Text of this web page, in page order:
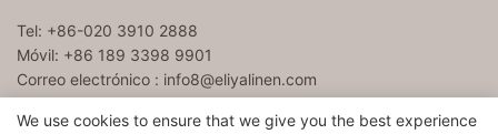
Tel: +86-020 3910 2888
Móvil: +86 189 3398 9901
Correo electrónico : info8@eliyalinen.com
We use cookies to ensure that we give you the best experience